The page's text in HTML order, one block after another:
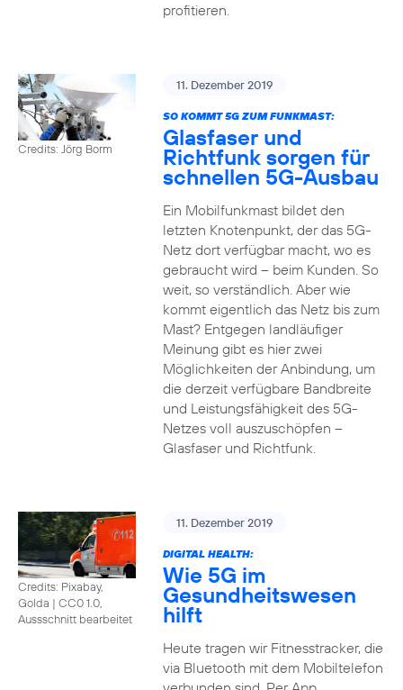
profitieren.
Credits: Jörg Borm
11. Dezember 2019
SO KOMMT 5G ZUM FUNKMAST:
Glasfaser und
Richtfunk sorgen für
schnellen 5G-Ausbau
Ein Mobilfunkmast bildet den
letzten Knotenpunkt, der das 5G-
Netz dort verfügbar macht, wo es
gebraucht wird – beim Kunden. So
weit, so verständlich. Aber wie
kommt eigentlich das Netz bis zum
Mast? Entgegen landläufiger
Meinung gibt es hier zwei
Möglichkeiten der Anbindung, um
die derzeit verfügbare Bandbreite
und Leistungsfähigkeit des 5G-
Netzes voll auszuschöpfen –
Glasfaser und Richtfunk.
Credits: Pixabay,
Golda | CC0 1.0,
Aussschnitt bearbeitet
11. Dezember 2019
DIGITAL HEALTH:
Wie 5G im
Gesundheitswesen
hilft
Heute tragen wir Fitnesstracker, die
via Bluetooth mit dem Mobiltelefon